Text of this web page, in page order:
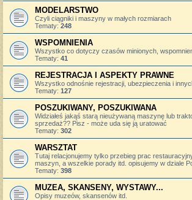
MODELARSTWO
Czyli ciągniki i maszyny w małych rozmiarach
Tematy: 248
WSPOMNIENIA
Wszystko co dotyczy czasów minionych,
Tematy: 41
REJESTRACJA I ASPEKTY PRAWNE
Wszystko odnośnie rejestracji, ubezpieczenia i
Tematy: 127
POSZUKIWANY, POSZUKIWANA
Widziałeś jakąś starą nieużywaną maszynę lub
sprzedaż?? Pisz - może uda się ją uratować
Tematy: 302
WARSZTAT
Tutaj relacjonujemy tylko przebieg prac
maszyn, a wszelkie porady itd. opisujemy w dziale
Tematy: 398
MUZEA, SKANSENY, WYSTAWY...
Opisy muzeów, skansenów itd.